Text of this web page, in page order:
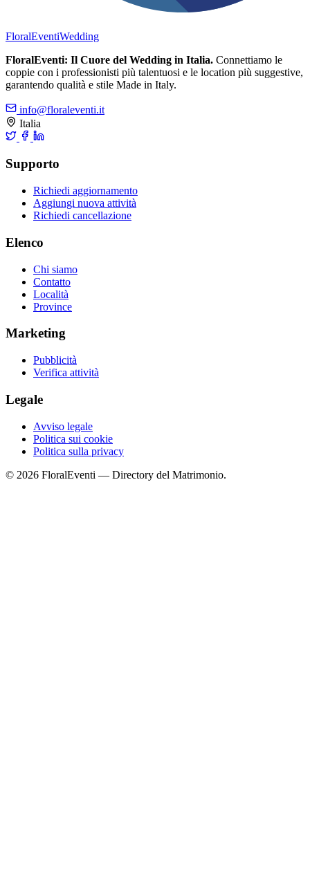
FloralEventiWedding
FloralEventi: Il Cuore del Wedding in Italia. Connettiamo le
coppie con i professionisti più talentuosi e le location più suggestive,
garantendo qualità e stile Made in Italy.
info@floraleventi.it
Italia
Supporto
Richiedi aggiornamento
Aggiungi nuova attività
Richiedi cancellazione
Elenco
Chi siamo
Contatto
Località
Province
Marketing
Pubblicità
Verifica attività
Legale
Avviso legale
Politica sui cookie
Politica sulla privacy
© 2026 FloralEventi — Directory del Matrimonio.